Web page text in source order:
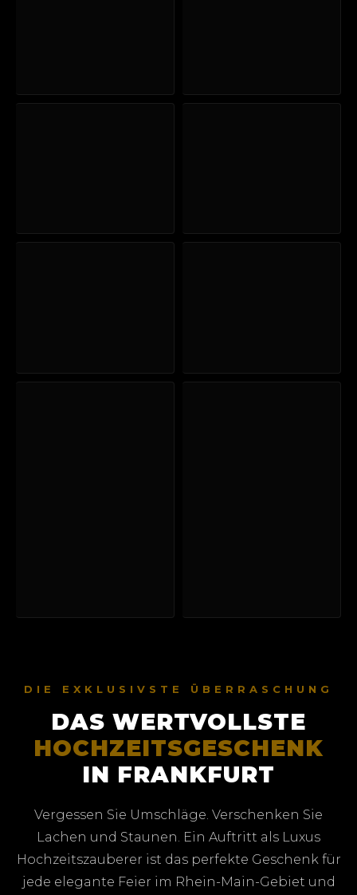
DIE EXKLUSIVSTE ÜBERRASCHUNG
DAS WERTVOLLSTE
HOCHZEITSGESCHENK
IN FRANKFURT
Vergessen Sie Umschläge. Verschenken Sie
Lachen und Staunen. Ein Auftritt als Luxus
Hochzeitszauberer ist das perfekte Geschenk für
jede elegante Feier im Rhein-Main-Gebiet und